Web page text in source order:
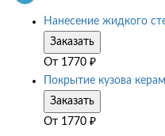
Нанесение жидкого
Заказать
От 1770 ₽
Покрытие кузова
Заказать
От 1770 ₽